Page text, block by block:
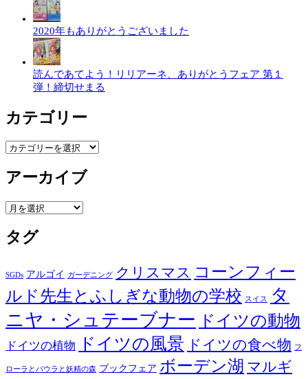
2020年もありがとうございました
読んであてよう！リリアーネ、ありがとうフェア 第１
弾！締切せまる
カテゴリー
カ
ゴ
リ
ー
アーカイブ
ア
カ
イ
タグ
SGDs アルゴイ ガーデニング クリスマス コーンフィー
ルド先生とふしぎな動物の学校 スイス
タ
ニヤ・シュテーブナー ドイツの動物
ドイツの植物 ドイツの風景 ドイツの食べ物 フ
ローラとパウラと妖精の森 ブックフェア ボーデン湖 マルギ